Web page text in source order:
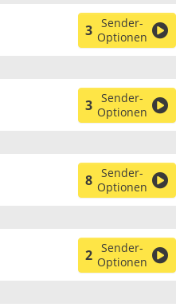
3 Sender-
Optionen
3 Sender-
Optionen
8 Sender-
Optionen
2 Sender-
Optionen